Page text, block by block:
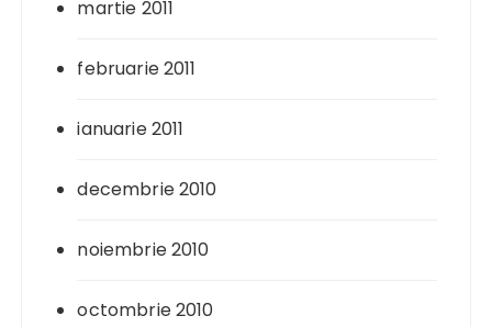
martie 2011
februarie 2011
ianuarie 2011
decembrie 2010
noiembrie 2010
octombrie 2010